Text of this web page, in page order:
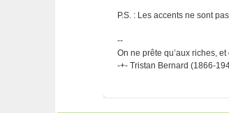
P.S. : Les accents ne sont
--
On ne prête qu’aux riches,
-+- Tristan Bernard (1866-